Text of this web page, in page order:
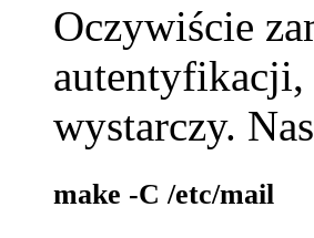
Oczywiście
wystarczy.
make -C /etc/mail